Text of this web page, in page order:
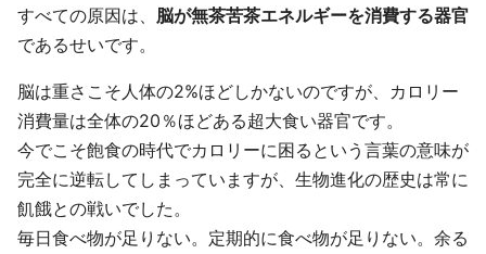
すべての原因は、 脳が無茶苦茶エネルギーを消費する器官
であるせいです。
脳は重さこそ人体の2%ほどしかないのですが、カロリー
消費量は全体の20％ほどある超大食い器官です。
今でこそ飽食の時代でカロリーに困るという言葉の意味が
完全に逆転してしまっていますが、生物進化の歴史は常に
飢餓との戦いでした。
毎日食べ物が足りない。定期的に食べ物が足りない。余る